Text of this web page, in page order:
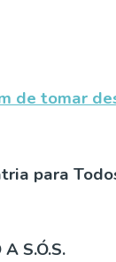
de tomar
para
S.Ó.S.